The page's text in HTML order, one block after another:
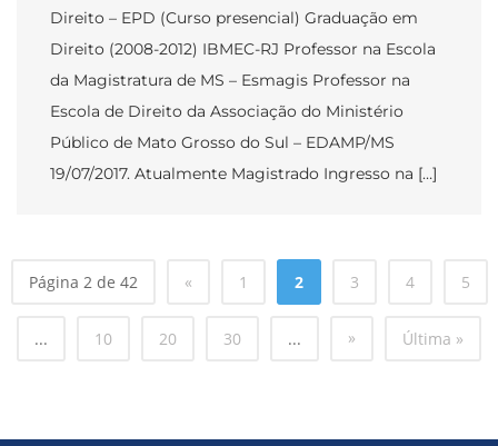
Direito – EPD (Curso presencial) Graduação em
Direito (2008-2012) IBMEC-RJ Professor na Escola
da Magistratura de MS – Esmagis Professor na
Escola de Direito da Associação do Ministério
Público de Mato Grosso do Sul – EDAMP/MS
19/07/2017. Atualmente Magistrado Ingresso na […]
Página 2 de 42 « 1 2 3 4 5
... 10 20 30 ... » Última »